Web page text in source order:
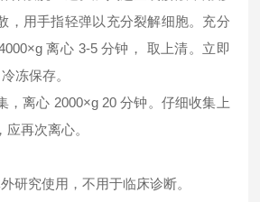
，用手指轻弹以充分裂解细胞。充分
离心 3-5 分钟， 取上清。立即
冻保存。
，离心 2000×g 20 分钟。仔细收集上
再次离心。
研究使用，不用于临床诊断。